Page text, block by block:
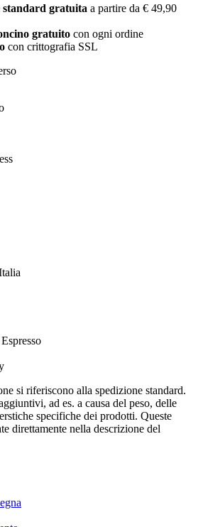
standard gratuita a partire da € 49,90
gratuito con ogni ordine
con crittografia SSL
si riferiscono alla spedizione standard.
ad es. a causa del peso, delle
specifiche dei prodotti. Queste
direttamente nella descrizione del